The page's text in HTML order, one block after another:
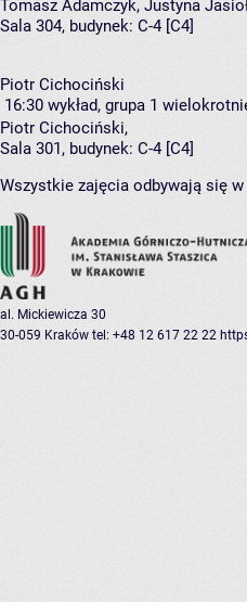
Tomasz Adamczyk, Justyna
Sala 304, budynek: C-4 [C4]
Piotr Cichociński
16:30 wykład, grupa 1
Piotr Cichociński,
Sala 301, budynek: C-4 [C4]
Wszystkie zajęcia odbywają się w
al. Mickiewicza 30
30-059 Kraków tel: +48 12 617 22 22